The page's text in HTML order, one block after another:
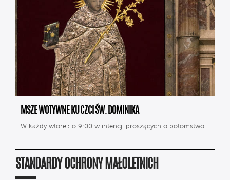
MSZE WOTYWNE KU CZCI ŚW. DOMINIKA
W każdy wtorek o 9:00 w intencji proszących o potomstwo.
STANDARDY OCHRONY MAŁOLETNICH